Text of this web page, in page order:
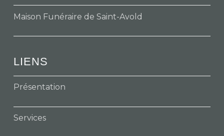
Maison Funéraire de Saint-Avold
LIENS
Présentation
Services